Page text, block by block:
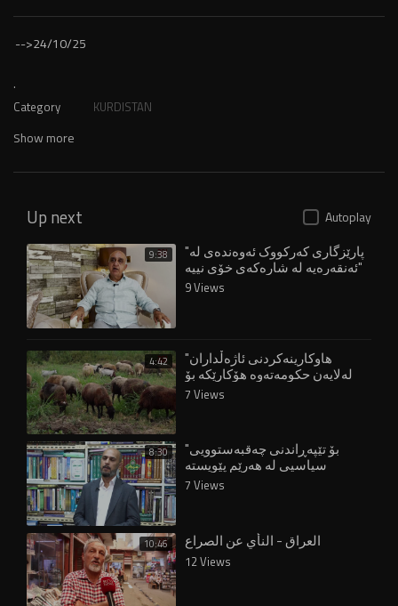
-->24/10/25
.
Category KURDISTAN
Show more
Up next Autoplay
9:38 "پارێزگاری کەرکووک ئەوەندەی لە
ئەنقەرەیە لە شارەکەی خۆی نییە"
9 Views
4:42 "هاوکارینەکردنی ئاژەڵداران
لەلایەن حکومەتەوە هۆکارێکە بۆ
چۆڵبوونی گوندەکان" 7 Views
8:30 "بۆ تێپەڕاندنی چەقبەستوویی
سیاسیی لە هەرێم پێویستە
7 Views
10:46 العراق - النأي عن الصراع
12 Views